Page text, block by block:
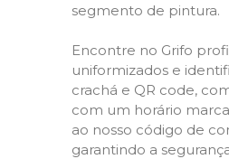
segmento de pintura.
Encontre no Grifo
uniformizados e
crachá e QR code,
com um horário
ao nosso código de
garantindo a